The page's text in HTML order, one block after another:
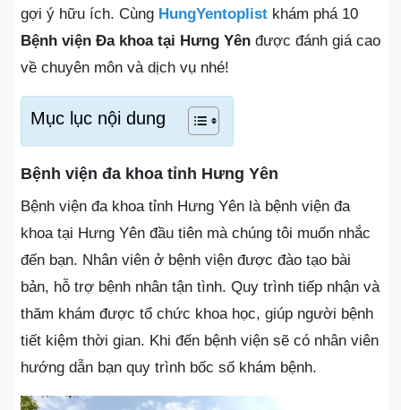
gợi ý hữu ích. Cùng HungYentoplist khám phá 10
Bệnh viện Đa khoa tại Hưng Yên được đánh giá cao
về chuyên môn và dịch vụ nhé!
Mục lục nội dung
Bệnh viện đa khoa tỉnh Hưng Yên
Bệnh viện đa khoa tỉnh Hưng Yên là bệnh viện đa
khoa tại Hưng Yên đầu tiên mà chúng tôi muốn nhắc
đến bạn. Nhân viên ở bệnh viện được đào tạo bài
bản, hỗ trợ bệnh nhân tận tình. Quy trình tiếp nhận và
thăm khám được tổ chức khoa học, giúp người bệnh
tiết kiệm thời gian. Khi đến bệnh viện sẽ có nhân viên
hướng dẫn bạn quy trình bốc số khám bệnh.